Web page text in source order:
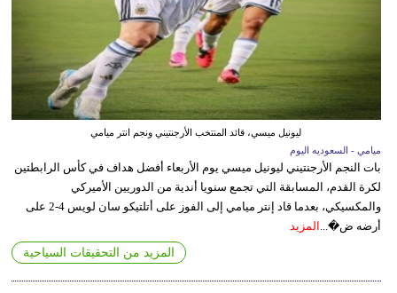
ليونيل ميسي، قائد المنتخب الأرجنتيني ونجم انتر ميامي
ميامي - السعوديه اليوم
بات النجم الأرجنتيني ليونيل ميسي يوم الأربعاء أفضل هداف في كأس الرابطتين
لكرة القدم، المسابقة التي تجمع سنويا أندية من الدوريين الأميركي
والمكسيكي، بعدما قاد إنتر ميامي إلى الفوز على أتلتيكو سان لويس 4-2 على
أرضه ض�... المزيد
المزيد من التحقيقات السياحية